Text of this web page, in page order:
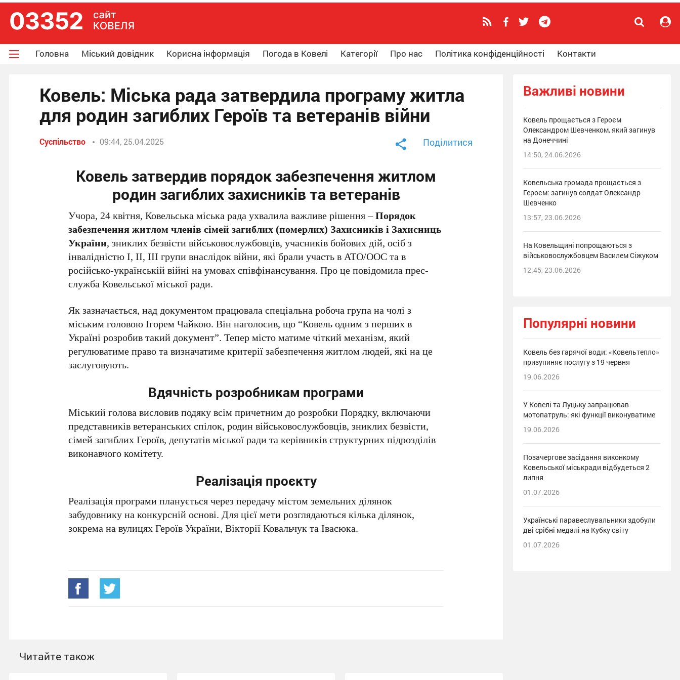
Головна Міський довідник Корисна інформація Погода в Ковелі Категорії Про нас Політика конфіденційності Контакти
Ковель: Міська рада затвердила програму житла
для родин загиблих Героїв та ветеранів війни
Суспільство 09:44, 25.04.2025 Поділитися
Ковель затвердив порядок забезпечення житлом
родин загиблих захисників та ветеранів
Учора, 24 квітня, Ковельська міська рада ухвалила важливе рішення –Порядок
забезпечення житлом членів сімей загиблих (померлих) Захисників і Захисниць
України, зниклих безвісти військовослужбовців, учасників бойових дій, осіб з
інвалідністю І, II, III групи внаслідок війни, які брали участь в АТО/ООС та в
російсько-українській війні на умовах співфінансування. Про це повідомила прес-
служба Ковельської міської ради.
Як зазначається, над документом працювала спеціальна робоча група на чолі з
міським головою Ігорем Чайкою. Він наголосив, що “Ковель одним з перших в
Україні розробив такий документ”. Тепер місто матиме чіткий механізм, який
регулюватиме право та визначатиме критерії забезпечення житлом людей, які на це
заслуговують.
Вдячність розробникам програми
Міський голова висловив подяку всім причетним до розробки Порядку, включаючи
представників ветеранських спілок, родин військовослужбовців, зниклих безвісти,
сімей загиблих Героїв, депутатів міської ради та керівників структурних підрозділів
виконавчого комітету.
Реалізація проєкту
Реалізація програми планується через передачу містом земельних ділянок
забудовнику на конкурсній основі. Для цієї мети розглядаються кілька ділянок,
зокрема на вулицях Героїв України, Вікторії Ковальчук та Івасюка.
Читайте також
Важливі новини
Ковель прощається з Героєм
Олександром Шевченком, який загинув
на Донеччині
14:50, 24.06.2026
Ковельська громада прощається з
Героєм: загинув солдат Олександр
Шевченко
13:57, 23.06.2026
На Ковельщині попрощаються з
військовослужбовцем Василем Сіжуком
12:45, 23.06.2026
Популярні новини
Ковель без гарячої води: «Ковельтепло»
призупиняє послугу з 19 червня
19.06.2026
У Ковелі та Луцьку запрацював
мотопатруль: які функції виконуватиме
19.06.2026
Позачергове засідання виконкому
Ковельської міськради відбудеться 2
липня
01.07.2026
Українські паравеслувальники здобули
дві срібні медалі на Кубку світу
01.07.2026